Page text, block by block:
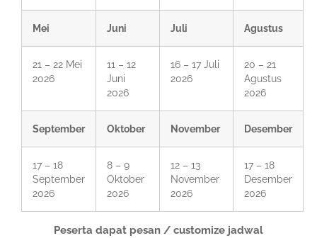
Mei Juni Juli Agustus
21 – 22 Mei
2026
11 – 12
Juni
2026
16 – 17 Juli
2026
20 – 21
Agustus
2026
September Oktober November Desember
17 – 18
September
2026
8 – 9
Oktober
2026
12 – 13
November
2026
17 – 18
Desember
2026
Peserta dapat pesan / customize jadwal